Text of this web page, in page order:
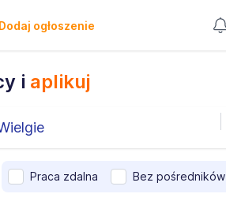
Dodaj ogłoszenie
i aplikuj
Praca zdalna Bez pośredników